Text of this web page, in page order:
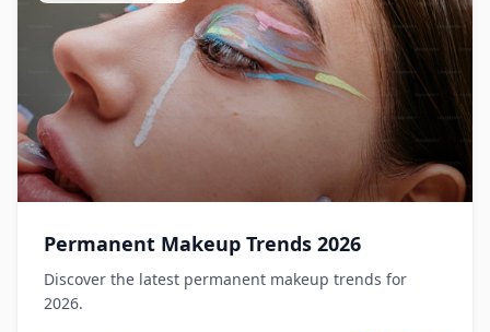
Permanent Makeup Trends 2026
Discover the latest permanent makeup trends for
2026.